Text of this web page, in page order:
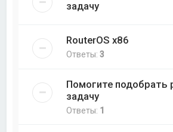
задачу
RouterOS x86
Ответы:3
Помогите подобрать
задачу
Ответы: 1